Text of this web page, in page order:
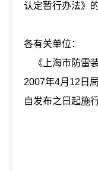
认定暂行办法》
各有关单位：
《上海市防雷
2007年4月12日
自发布之日起施行